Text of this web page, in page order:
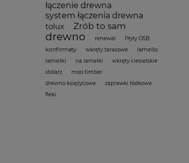
łączenie drewna
system łączenia drewna
tolux
Zrób to sam
drewno renewal Płyty OSB
konfirmaty wkręty tarasowe
lamello
lamelki
na lamelki
wkręty ciesielskie
stolarz
moo timber
drewno księżycowe
zaprawki łódkowe
fleki